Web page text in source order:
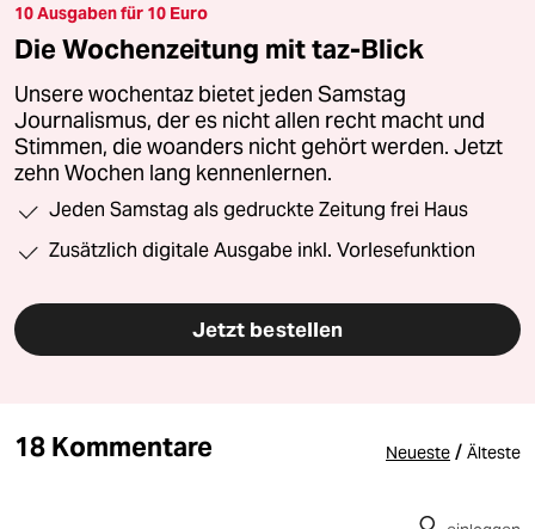
10 Ausgaben für 10 Euro
Die Wochenzeitung mit taz-Blick
Unsere wochentaz bietet jeden Samstag
Journalismus, der es nicht allen recht macht und
Stimmen, die woanders nicht gehört werden. Jetzt
zehn Wochen lang kennenlernen.
Jeden Samstag als gedruckte Zeitung frei Haus
Zusätzlich digitale Ausgabe inkl. Vorlesefunktion
Jetzt bestellen
18 Kommentare Neueste / Älteste